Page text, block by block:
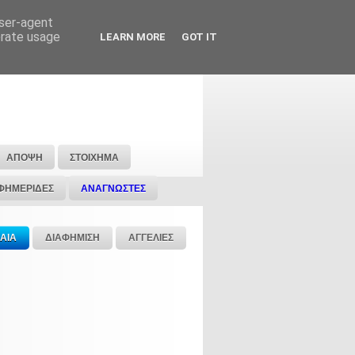
ΑΠΟΨΗ ΣΤΟΙΧΗΜΑ
ΑΝΑΓΝΩΣΤΕΣ
ΔΙΑΦΗΜΙΣΗ ΑΓΓΕΛΙΕΣ
agent
usage
LEARN MORE GOT IT